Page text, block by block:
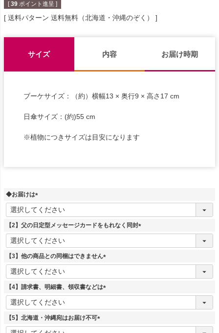
[ 39 ポイント進呈 ]
送料パターン 送料無料（北海道・沖縄のぞく）
サイズ 内容 お届け時期
ブーケサイズ：（約）横幅13 × 奥行9 × 高さ17 cm
日傘サイズ：(約)55 cm
※植物につきサイズは目安になります
◆お届けは
(
必
須
【2】父の日定型メッセージカードをもれなく同封
(
【3】他の商品との同梱はできません
(
須
【4】請求書、明細書、領収書などは
(
【5】北海道・沖縄宛はお届け不可
(